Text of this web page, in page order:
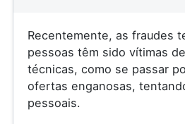
Recentemente, as fraudes
pessoas têm sido vítimas
técnicas, como se passar
ofertas enganosas,
pessoais.